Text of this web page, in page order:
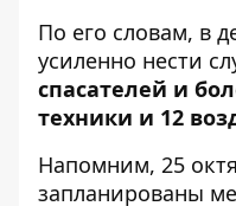
По его словам, в
усиленно нести
спасателей и
техники и 12
Напомним, 25
запланированы